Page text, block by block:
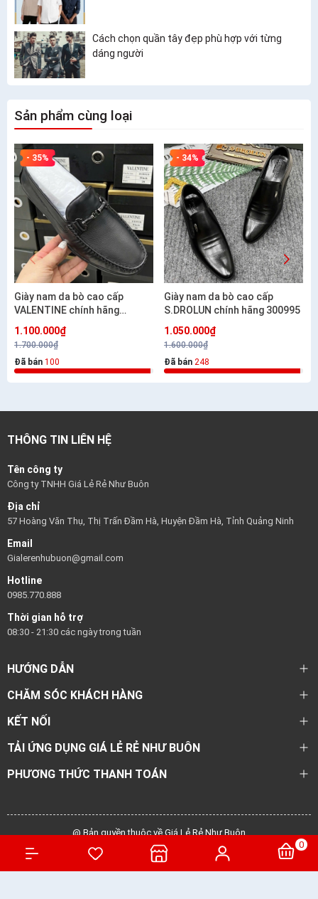
0
Cách chọn quần tây đẹp phù hợp với từng
dáng người
Sản phẩm cùng loại
- 35%
Giày nam da bò cao cấp
VALENTINE chính hãng
D19316
1.100.000₫
1.700.000₫
Đã bán 100
- 34%
Giày nam da bò cao cấp
S.DROLUN chính hãng 300995
1.050.000₫
1.600.000₫
Đã bán 248
THÔNG TIN LIÊN HỆ
Tên công ty
Công ty TNHH Giá Lẻ Rẻ Như Buôn
Địa chỉ
57 Hoàng Văn Thụ, Thị Trấn Đầm Hà, Huyện Đầm Hà, Tỉnh Quảng Ninh
Email
Gialerenhubuon@gmail.com
Hotline
0985.770.888
Thời gian hỗ trợ
08:30 - 21:30 các ngày trong tuần
HƯỚNG DẪN
CHĂM SÓC KHÁCH HÀNG
KẾT NỐI
TẢI ỨNG DỤNG GIÁ LẺ RẺ NHƯ BUÔN
PHƯƠNG THỨC THANH TOÁN
@ Bản quyền thuộc về Giá Lẻ Rẻ Như Buôn
Cung cấp bởi